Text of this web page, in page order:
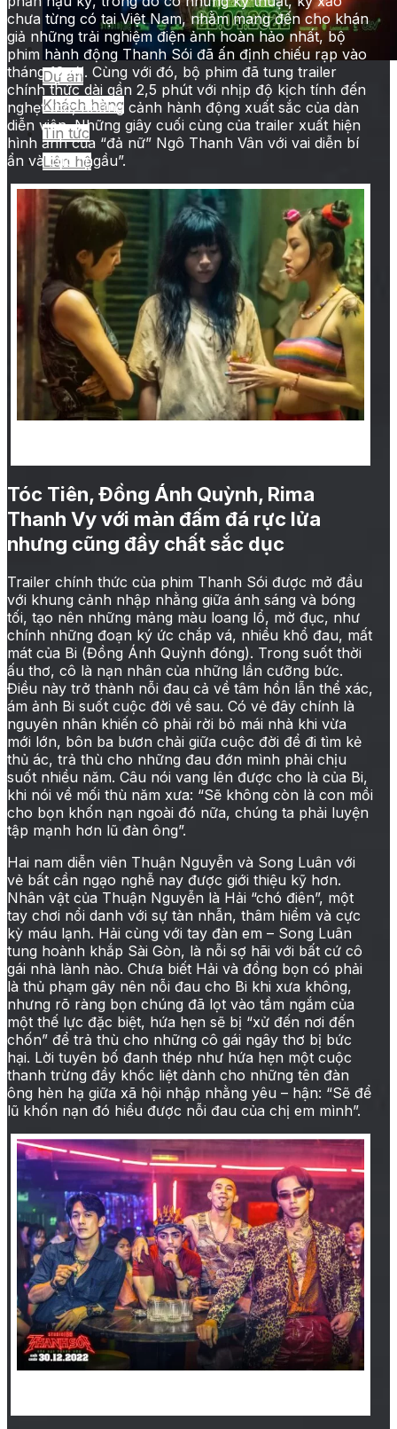
tại rạp khác
Quảng cáo trong phim
Dự án
Khách hàng
Tin tức
Liên hệ
chưa từng có tại Việt Nam, nhằm mang đến cho khán
giả những trải nghiệm điện ảnh hoàn hảo nhất, bộ
phim hành động Thanh Sói đã ấn định chiếu rạp vào
tháng 12 tới. Cùng với đó, bộ phim đã tung trailer
chính thức dài gần 2,5 phút với nhịp độ kịch tính đến
nghẹt thở, những cảnh hành động xuất sắc của dàn
diễn viên. Những giây cuối cùng của trailer xuất hiện
hình ảnh của “đả nữ” Ngô Thanh Vân với vai diễn bí
ẩn và cực “ngầu”.
Tóc Tiên, Đồng Ánh Quỳnh, Rima
Thanh Vy với màn đấm đá rực lửa
nhưng cũng đầy chất sắc dục
Trailer chính thức của phim Thanh Sói được mở đầu
với khung cảnh nhập nhằng giữa ánh sáng và bóng
tối, tạo nên những mảng màu loang lổ, mờ đục, như
chính những đoạn ký ức chắp vá, nhiều khổ đau, mất
mát của Bi (Đồng Ánh Quỳnh đóng). Trong suốt thời
ấu thơ, cô là nạn nhân của những lần cưỡng bức.
Điều này trở thành nỗi đau cả về tâm hồn lẫn thể xác,
ám ảnh Bi suốt cuộc đời về sau. Có vẻ đây chính là
nguyên nhân khiến cô phải rời bỏ mái nhà khi vừa
mới lớn, bôn ba bươn chải giữa cuộc đời để đi tìm kẻ
thủ ác, trả thù cho những đau đớn mình phải chịu
suốt nhiều năm. Câu nói vang lên được cho là của Bi,
khi nói về mối thù năm xưa: “Sẽ không còn là con mồi
cho bọn khốn nạn ngoài đó nữa, chúng ta phải luyện
tập mạnh hơn lũ đàn ông”.
Hai nam diễn viên Thuận Nguyễn và Song Luân với
vẻ bất cần ngạo nghễ nay được giới thiệu kỹ hơn.
Nhân vật của Thuận Nguyễn là Hải “chó điên”, một
tay chơi nổi danh với sự tàn nhẫn, thâm hiểm và cực
kỳ máu lạnh. Hải cùng với tay đàn em – Song Luân
tung hoành khắp Sài Gòn, là nỗi sợ hãi với bất cứ cô
gái nhà lành nào. Chưa biết Hải và đồng bọn có phải
là thủ phạm gây nên nỗi đau cho Bi khi xưa không,
nhưng rõ ràng bọn chúng đã lọt vào tầm ngắm của
một thế lực đặc biệt, hứa hẹn sẽ bị “xử đến nơi đến
chốn” để trả thù cho những cô gái ngây thơ bị bức
hại. Lời tuyên bố đanh thép như hứa hẹn một cuộc
thanh trừng đầy khốc liệt dành cho những tên đàn
ông hèn hạ giữa xã hội nhập nhằng yêu – hận: “Sẽ để
lũ khốn nạn đó hiểu được nỗi đau của chị em mình”.